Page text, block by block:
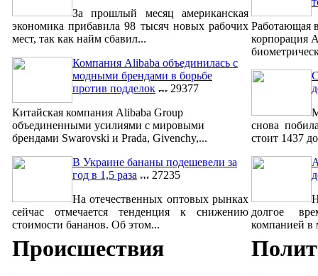
За прошлый месяц американская
экономика прибавила 98 тысяч новых рабочих
мест, так как найм сбавил...
Компания Alibaba объединилась с
модными брендами в борьбе
против подделок
29377
Китайская компания Alibaba Group
объединенными усилиями с мировыми
брендами Swarovski и Prada, Givenchy,...
В Украине бананы подешевели за
год в 1,5 раза
27235
На отечественных оптовых рынках
сейчас отмечается тенденция к снижению
стоимости бананов. Об этом...
Работающая
корпорация
снова
стоит 1437
долгое
компанией в
Происшествия